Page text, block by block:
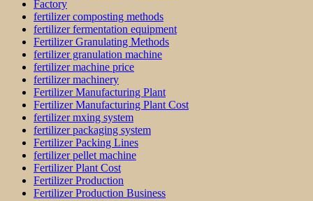
Factory
fertilizer composting methods
fertilizer fermentation equipment
Fertilizer Granulating Methods
fertilizer granulation machine
fertilizer machine price
fertilizer machinery
Fertilizer Manufacturing Plant
Fertilizer Manufacturing Plant Cost
fertilizer mxing system
fertilizer packaging system
Fertilizer Packing Lines
fertilizer pellet machine
Fertilizer Plant Cost
Fertilizer Production
Fertilizer Production Business